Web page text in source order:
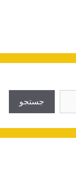
جستجو